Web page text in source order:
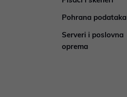
Pohrana podataka
Serveri i poslovna
oprema